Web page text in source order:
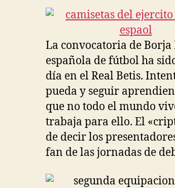
La convocatoria de Borja
española de fútbol ha
día en el Real Betis.
pueda y seguir
que no todo el mundo
trabaja para ello. El
de decir los
fan de las jornadas de